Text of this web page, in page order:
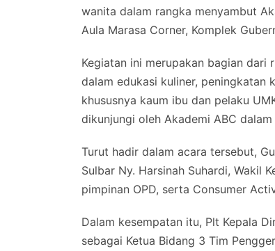
wanita dalam rangka menyambut
Aula Marasa Corner, Komplek
Kegiatan ini merupakan bagian
dalam edukasi kuliner, peningkatan
khususnya kaum ibu dan pelaku
dikunjungi oleh Akademi ABC
Turut hadir dalam acara tersebut,
Sulbar Ny. Harsinah Suhardi, Wakil
pimpinan OPD, serta Consumer
Dalam kesempatan itu, Plt Kepala
sebagai Ketua Bidang 3 Tim